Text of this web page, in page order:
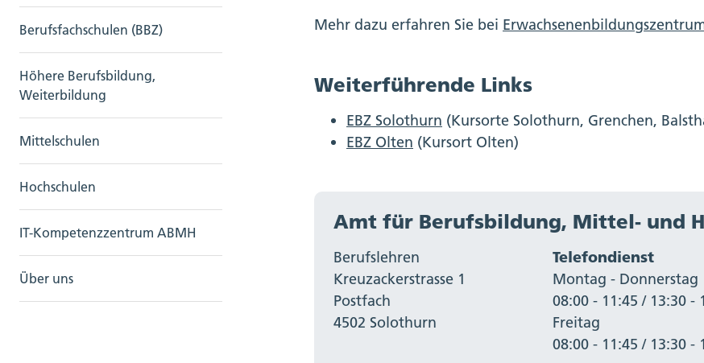
Berufsfachschulen (BBZ)
Höhere Berufsbildung,
Weiterbildung
Mittelschulen
Hochschulen
IT-Kompetenzzentrum ABMH
Über uns
Mehr dazu erfahren Sie bei
Weiterführende Links
EBZ Solothurn (Kursorte Solothurn, Grenchen,
EBZ Olten (Kursort Olten)
Amt für Berufsbildung, Mittel- und
Berufslehren
Kreuzackerstrasse 1
Postfach
4502 Solothurn
Telefondienst
Montag - Donnerstag
08:00 - 11:45 / 13:30 -
Freitag
08:00 - 11:45 / 13:30 -